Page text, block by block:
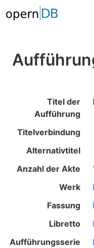
Titel der
Aufführung
Titelverbindung
Alternativtitel
Anzahl der Akte
Werk
Fassung
Libretto
Aufführungsserie